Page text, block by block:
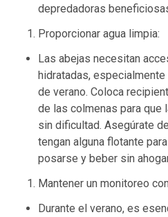
depredadoras
Proporcionar agua limpia:
Las abejas necesitan
hidratadas,
de verano. Coloca
de las colmenas para que
sin dificultad. Asegúrate
tengan alguna flotante
posarse y beber sin
Mantener un monitoreo
Durante el verano, es